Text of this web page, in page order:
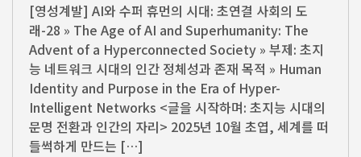
[영성계발] AI와 수퍼 휴먼의 시대: 초연결 사회의 도
래-28 » The Age of AI and Superhumanity: The
Advent of a Hyperconnected Society » 부제: 초지
능 네트워크 시대의 인간 정체성과 존재 목적 » Human
Identity and Purpose in the Era of Hyper-
Intelligent Networks <글을 시작하며: 초지능 시대의
문명 전환과 인간의 자리> 2025년 10월 초엽, 세계를 떠
들썩하게 만드는 […]